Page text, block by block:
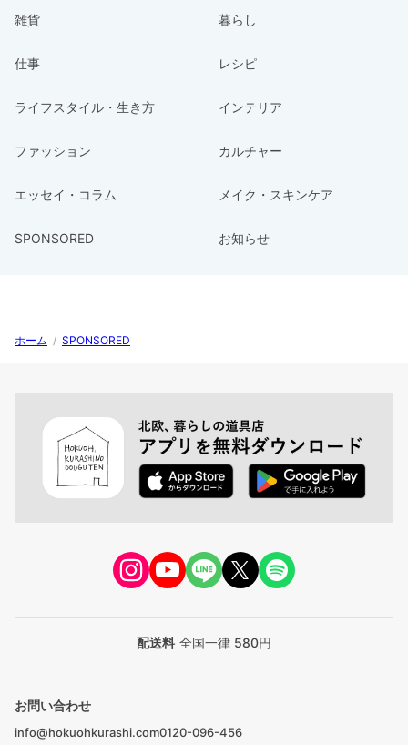
雑貨 暮らし
仕事 レシピ
ライフスタイル・生き方 インテリア
ファッション カルチャー
エッセイ・コラム メイク・スキンケア
SPONSORED お知らせ
ホーム / SPONSORED
配送料 全国一律 580円
お問い合わせ
info@hokuohkurashi.com0120-096-456